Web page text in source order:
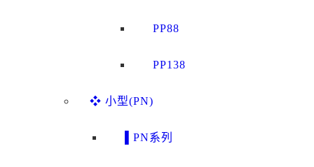
PP88
PP138
❖ 小型(PN)
▌PN系列